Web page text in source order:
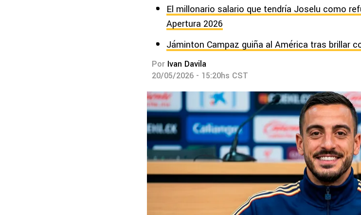
El millonario salario que tendría Joselu como
Apertura 2026
Jáminton Campaz guiña al América tras brillar
Por Ivan Davila
20/05/2026 - 15:20hs CST